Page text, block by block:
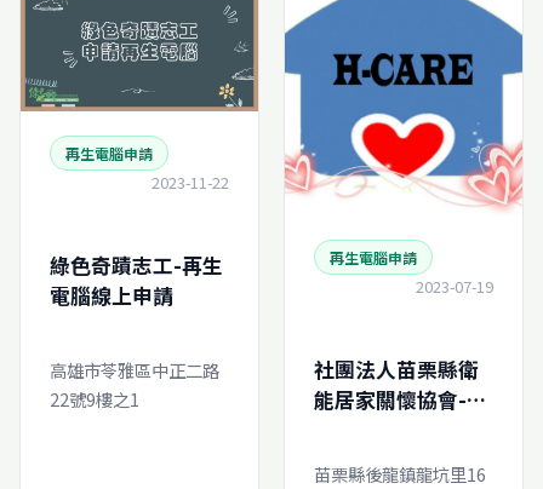
再生電腦申請
2023-11-22
綠色奇蹟志工-再生
電腦線上申請
高雄市苓雅區中正二路
22號9樓之1
再生電腦申請
2023-07-19
社團法人苗栗縣衛
能居家關懷協會-再
苗栗縣後龍鎮龍坑里16